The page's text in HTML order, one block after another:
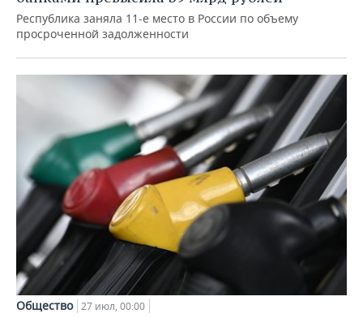
Республика заняла 11-е место в России по объему
просроченной задолженности
Общество 27 июл, 00:00